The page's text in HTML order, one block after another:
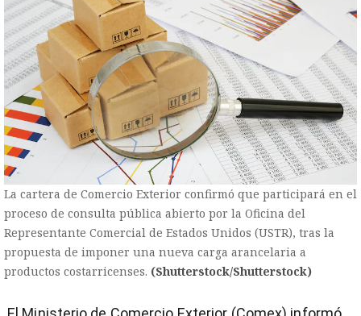
La cartera de Comercio Exterior confirmó que participará en el
proceso de consulta pública abierto por la Oficina del
Representante Comercial de Estados Unidos (USTR), tras la
propuesta de imponer una nueva carga arancelaria a
productos costarricenses. (Shutterstock/Shutterstock)